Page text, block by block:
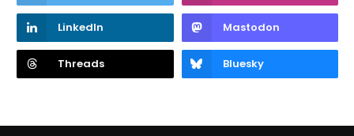
LinkedIn Mastodon
Threads Bluesky